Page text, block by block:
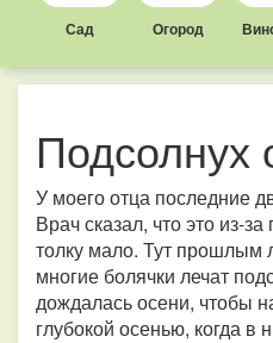
Сад Огород
Подсолнух
У моего отца последние
Врач сказал, что это из-
толку мало. Тут прошлым
многие болячки лечат
дождалась осени, чтобы
глубокой осенью, когда